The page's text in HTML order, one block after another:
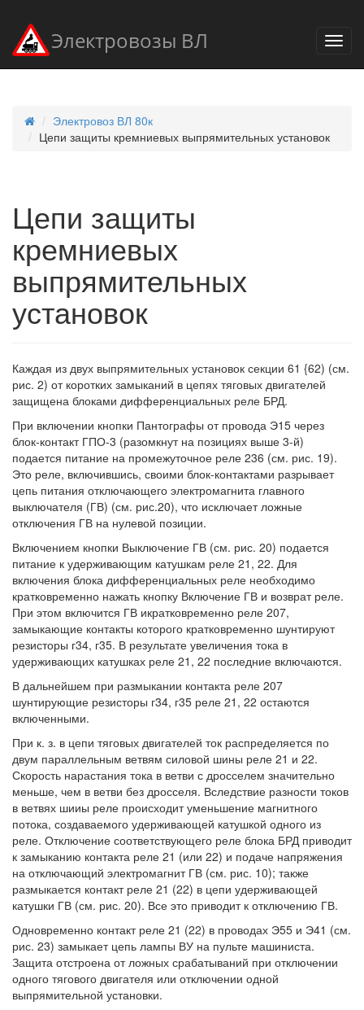
Электровозы ВЛ
Электровоз ВЛ 80к
Цепи защиты кремниевых выпрямительных установок
Цепи защиты
кремниевых
выпрямительных
установок
Каждая из двух выпрямительных установок секции 61 {62) (см.
рис. 2) от коротких замыканий в цепях тяговых двигателей
защищена блоками дифференциальных реле БРД.
При включении кнопки Пантографы от провода Э15 через
блок-контакт ГПО-3 (разомкнут на позициях выше 3-й)
подается питание на промежуточное реле 236 (см. рис. 19).
Это реле, включившись, своими блок-контактами разрывает
цепь питания отключающего электромагнита главного
выключателя (ГВ) (см. рис.20), что исключает ложные
отключения ГВ на нулевой позиции.
Включением кнопки Выключение ГВ (см. рис. 20) подается
питание к удерживающим катушкам реле 21, 22. Для
включения блока дифференциальных реле необходимо
кратковременно нажать кнопку Включение ГВ и возврат реле.
При этом включится ГВ икратковременно реле 207,
замыкающие контакты которого кратковременно шунтируют
резисторы г34, г35. В результате увеличения тока в
удерживающих катушках реле 21, 22 последние включаются.
В дальнейшем при размыкании контакта реле 207
шунтирующие резисторы г34, г35 реле 21, 22 остаются
включенными.
При к. з. в цепи тяговых двигателей ток распределяется по
двум параллельным ветвям силовой шины реле 21 и 22.
Скорость нарастания тока в ветви с дросселем значительно
меньше, чем в ветви без дросселя. Вследствие разности токов
в ветвях шииы реле происходит уменьшение магнитного
потока, создаваемого удерживающей катушкой одного из
реле. Отключение соответствующего реле блока БРД приводит
к замыканию контакта реле 21 (или 22) и подаче напряжения
на отключающий электромагнит ГВ (см. рис. 10); также
размыкается контакт реле 21 (22) в цепи удерживающей
катушки ГВ (см. рис. 20). Все это приводит к отключению ГВ.
Одновременно контакт реле 21 (22) в проводах Э55 и Э41 (см.
рис. 23) замыкает цепь лампы ВУ на пульте машиниста.
Защита отстроена от ложных срабатываний при отключении
одного тягового двигателя или отключении одной
выпрямительной установки.